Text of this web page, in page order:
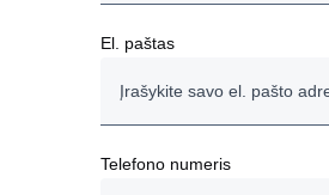
El. paštas
Telefono numeris